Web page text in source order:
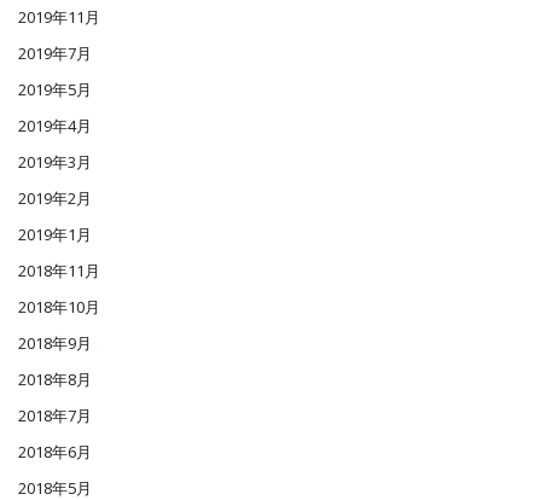
2019年11月
2019年7月
2019年5月
2019年4月
2019年3月
2019年2月
2019年1月
2018年11月
2018年10月
2018年9月
2018年8月
2018年7月
2018年6月
2018年5月